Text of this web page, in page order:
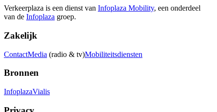
Verkeerplaza is een dienst van Infoplaza Mobility, een onderdeel
van de Infoplaza groep.
Zakelijk
ContactMedia (radio & tv)Mobiliteitsdiensten
Bronnen
InfoplazaVialis